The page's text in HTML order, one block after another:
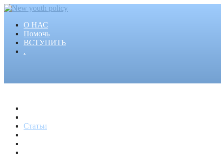
О НАС
Помочь
ВСТУПИТЬ
.
Статьи